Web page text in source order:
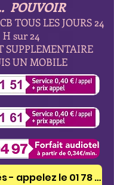
POUVOIR
TOUS LES JOURS 24
H sur 24
SUPPLEMENTAIRE
UN MOBILE
Forfaits privés - appelez le 01 78 41 53 51